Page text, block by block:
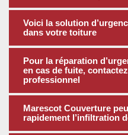
Voici la solution
dans votre toiture
Pour la réparation
en cas de fuite,
professionnel
Marescot Couverture
rapidement l’infiltration